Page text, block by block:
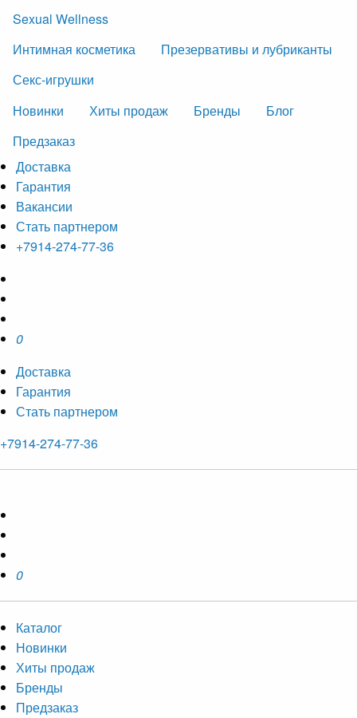
Sexual Wellness
Интимная косметика
Презервативы и лубриканты
Секс-игрушки
Новинки
Хиты продаж Бренды
Блог
Предзаказ
Доставка
Гарантия
Вакансии
Стать партнером
+7914-274-77-36
0
Доставка
Гарантия
Стать партнером
+7914-274-77-36
0
Каталог
Новинки
Хиты продаж
Бренды
Предзаказ